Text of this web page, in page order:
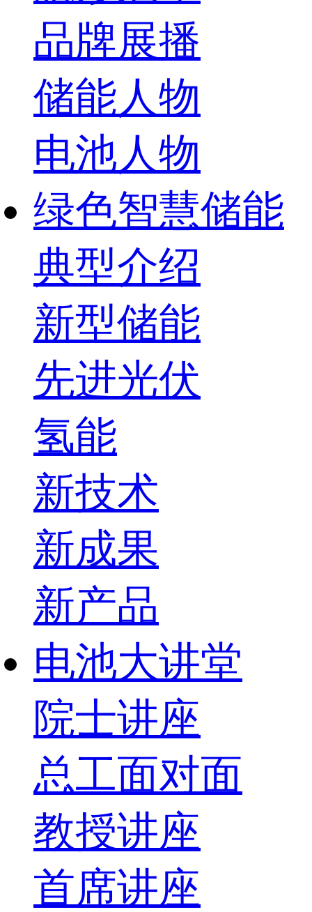
品牌展播
储能人物
电池人物
绿色智慧储能
典型介绍
新型储能
先进光伏
氢能
新技术
新成果
新产品
电池大讲堂
院士讲座
总工面对面
教授讲座
首席讲座